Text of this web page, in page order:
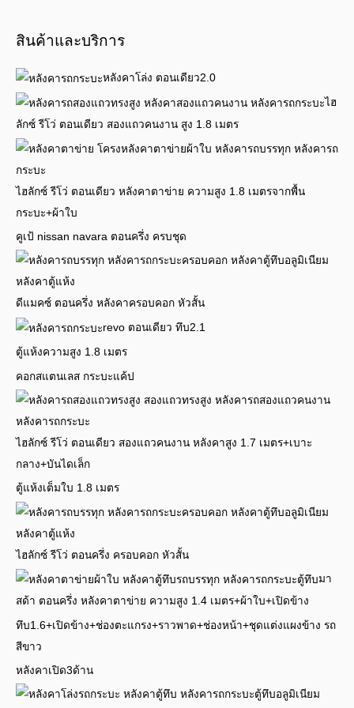
สินค้าและบริการ
หลังคาโล่ง ตอนเดียว2.0
ไฮ
ลักซ์ รีโว่ ตอนเดียว สองแถวคนงาน สูง 1.8 เมตร
ไฮลักซ์ รีโว่ ตอนเดียว หลังคาตาข่าย ความสูง 1.8 เมตรจากพื้น
กระบะ+ผ้าใบ
คูเป้ nissan navara ตอนครึ่ง ครบชุด
ดีแมคซ์ ตอนครึ่ง หลังคาครอบคอก หัวสั้น
revo ตอนเดียว ทึบ2.1
ตู้แห้งความสูง 1.8 เมตร
คอกสแตนเลส กระบะแค้ป
ไฮลักซ์ รีโว่ ตอนเดียว สองแถวคนงาน หลังคาสูง 1.7 เมตร+เบาะ
กลาง+บันไดเล็ก
ตู้แห้งเต็มใบ 1.8 เมตร
ไฮลักซ์ รีโว่ ตอนครึ่ง ครอบคอก หัวสั้น
มา
สด้า ตอนครึ่ง หลังคาตาข่าย ความสูง 1.4 เมตร+ผ้าใบ+เปิดข้าง
ทึบ1.6+เปิดข้าง+ช่องตะแกรง+ราวพาด+ช่องหน้า+ชุดแต่งแผงข้าง รถ
สีขาว
หลังคาเปิด3ด้าน